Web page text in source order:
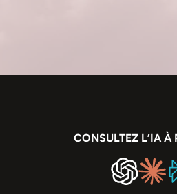
CONSULTEZ L’IA À